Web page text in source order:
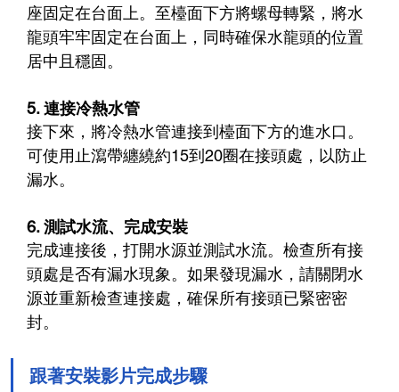
座固定在台面上。至檯面下方將螺母轉緊，將水
龍頭牢牢固定在台面上，同時確保水龍頭的位置
居中且穩固。
5. 連接冷熱水管
接下來，將冷熱水管連接到檯面下方的進水口。
可使用止瀉帶纏繞約15到20圈在接頭處，以防止
漏水。
6. 測試水流、完成安裝
完成連接後，打開水源並測試水流。檢查所有接
頭處是否有漏水現象。如果發現漏水，請關閉水
源並重新檢查連接處，確保所有接頭已緊密密
封。
跟著安裝影片完成步驟